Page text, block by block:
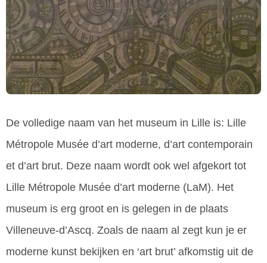
De volledige naam van het museum in Lille is: Lille
Métropole Musée d’art moderne, d’art contemporain
et d’art brut. Deze naam wordt ook wel afgekort tot
Lille Métropole Musée d’art moderne (LaM). Het
museum is erg groot en is gelegen in de plaats
Villeneuve-d’Ascq. Zoals de naam al zegt kun je er
moderne kunst bekijken en ‘art brut’ afkomstig uit de